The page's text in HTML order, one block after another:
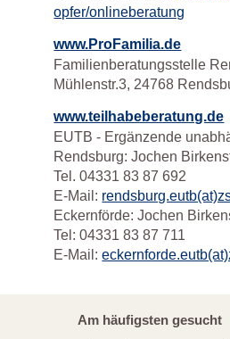
opfer/onlineberatung
www.ProFamilia.de
Familienberatungsstelle
Mühlenstr.3, 24768
www.teilhabeberatung.de
EUTB - Ergänzende
Rendsburg: Jochen
Tel. 04331 83 87 692
E-Mail:
Eckernförde: Jochen
Tel: 04331 83 87 711
E-Mail:
Am häufigsten gesucht